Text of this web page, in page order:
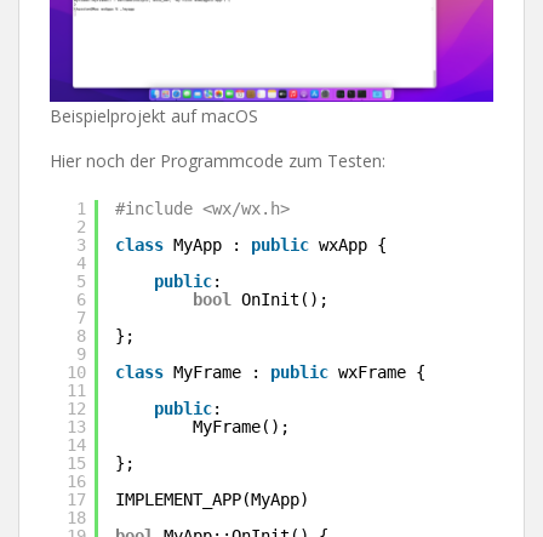
Beispielprojekt auf macOS
Hier noch der Programmcode zum Testen:
1
2
3
4
5
6
7
8
9
10
11
12
13
14
15
16
17
18
#include <wx/wx.h>
class MyApp : public wxApp {
public:
bool
OnInit();
};
class MyFrame : public wxFrame {
public:
MyFrame();
};
IMPLEMENT_APP(MyApp)